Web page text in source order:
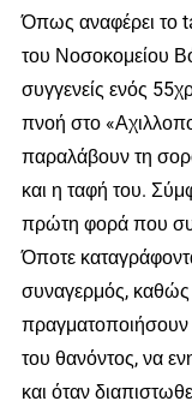
Όπως αναφέρει το
του Νοσοκομείου
συγγενείς ενός
πνοή στο
παραλάβουν τη
και η ταφή του.
πρώτη φορά που
Όποτε
συναγερμός, καθώς
πραγματοποιήσουν
του θανόντος, να
και όταν